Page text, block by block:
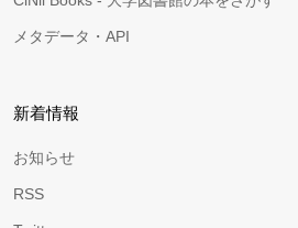
メタデータ・API
新着情報
お知らせ
RSS